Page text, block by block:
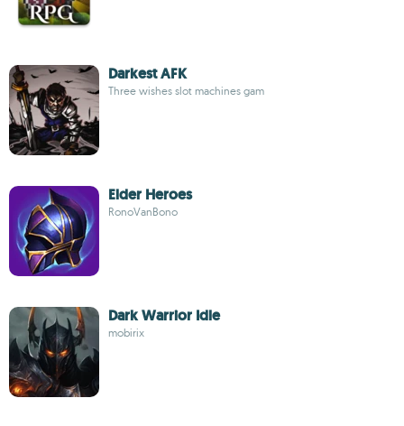
Darkest AFK
Three wishes slot machines gam
Elder Heroes
RonoVanBono
Dark Warrior Idle
mobirix